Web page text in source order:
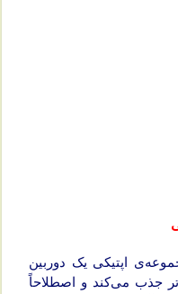
اپتیکی یک دوربین
جذب می‌کند و اصطلاحاً